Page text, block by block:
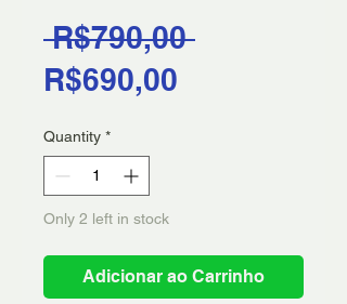
R$790,00 Regular
R$690,00
Quantity *
Only 2 left in stock
Adicionar ao Carrinho